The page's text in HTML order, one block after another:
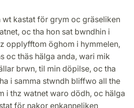
wt kastat för grym oc gräseliken
oc tha hon sat bwndhin i
opplyfftom öghom i hymmelen,
oc thäs hälga anda, wari mik
brwn, til min döpilse, oc tha
i samma stwndh bliffwo all the
i thz watnet waro dödh, oc hälga
för nakor enkanneliken